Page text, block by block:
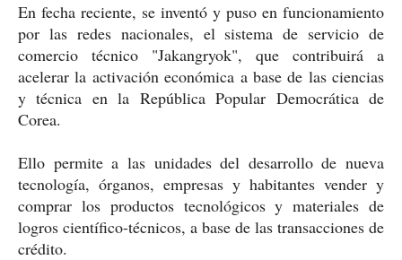
En fecha reciente, se inventó y puso en funcionamiento
por las redes nacionales, el sistema de servicio de
comercio técnico "Jakangryok", que contribuirá a
acelerar la activación económica a base de las ciencias
y técnica en la República Popular Democrática de
Corea.
Ello permite a las unidades del desarrollo de nueva
tecnología, órganos, empresas y habitantes vender y
comprar los productos tecnológicos y materiales de
logros científico-técnicos, a base de las transacciones de
crédito.